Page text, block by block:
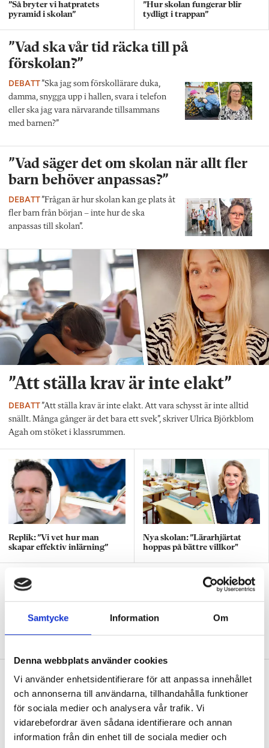
Samtycke Information Om
Denna webbplats använder cookies
Vi använder enhetsidentifierare för att anpassa innehållet
och annonserna till användarna, tillhandahålla funktioner
för sociala medier och analysera vår trafik. Vi
vidarebefordrar även sådana identifierare och annan
information från din enhet till de sociala medier och
”Så bryter vi hatpratets
pyramid i skolan”
”Hur skolan fungerar blir
tydligt i trappan”
”Vad ska vår tid räcka till på
förskolan?”
DEBATT”Ska jag som förskollärare duka,
damma, snygga upp i hallen, svara i telefon
eller ska jag vara närvarande tillsammans
med barnen?”
”Vad säger det om skolan när allt fler
barn behöver anpassas?”
DEBATT”Frågan är hur skolan kan ge plats åt
fler barn från början – inte hur de ska
anpassas till skolan”.
”Att ställa krav är inte elakt”
DEBATT”Att ställa krav är inte elakt. Att vara schysst är inte alltid
snällt. Många gånger är det bara ett svek”, skriver Ulrica Björkblom
Agah om stöket i klassrummen.
Replik: ”Vi vet hur man
skapar effektiv inlärning”
Nya skolan: ”Lärarhjärtat
hoppas på bättre villkor"
Test: Hur klarar du ditt första år som
ny lärare?
QUIZ15 verklighetsnära situationer – från att
Diagnoserna: ”Vi bör sluta sätta
etiketter på barn”
DEBATTSå arbetar läraren för social och
emotionell kompetens